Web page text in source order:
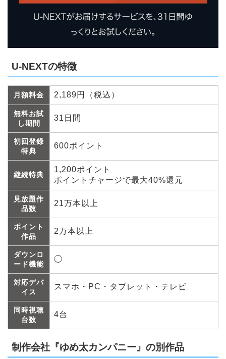
U-NEXTの特徴
月額料金 2,189円（税込）
無料お試
し期間
31日間
初回登録
特典
600ポイント
継続特典
1,200ポイント
ポイントチャージで最大40%還元
見放題作
品数
21万本以上
ポイント
作品
2万本以上
ダウンロ
ード機能
◯
対応デバ
イス
スマホ・PC・タブレット・テレビ
同時視聴
台数
4台
制作会社『ゆめ太カンパニー』の別作品